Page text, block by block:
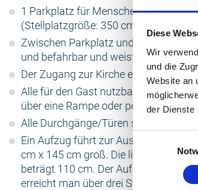
Diese
Wir
und die
Website an
der Dienste
1 Parkplatz für Menschen mit
(Stellplatzgröße: 350 cm x 500 cm).
Zwischen Parkplatz und Eingang ist
und befahrbar und weist eine
Der Zugang zur Kirche erfolgt
Alle für den Gast nutzbaren und
über eine Rampe oder per Aufzug
Alle Durchgänge/Türen sind mind. 90
Ein Aufzug führt zur
cm x 145 cm groß. Die lichte
beträgt 110 cm. Der Aufzug wird
erreicht man über drei Stufen oder